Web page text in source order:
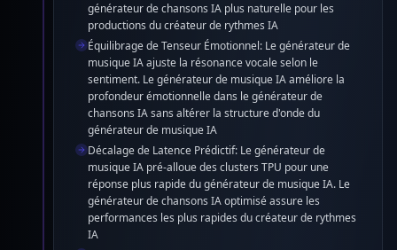
générateur de chansons IA plus naturelle pour les
productions du créateur de rythmes IA
Équilibrage de Tenseur Émotionnel: Le générateur de
musique IA ajuste la résonance vocale selon le
sentiment. Le générateur de musique IA améliore la
profondeur émotionnelle dans le générateur de
chansons IA sans altérer la structure d'onde du
générateur de musique IA
Décalage de Latence Prédictif: Le générateur de
musique IA pré-alloue des clusters TPU pour une
réponse plus rapide du générateur de musique IA. Le
générateur de chansons IA optimisé assure les
performances les plus rapides du créateur de rythmes
IA